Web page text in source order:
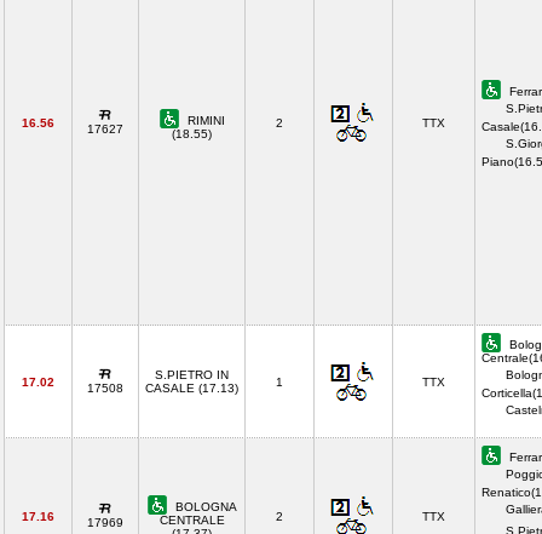
16.56 17627
RIMINI
(18.55)
2 TTX
17.02 17508
S.PIETRO IN
CASALE (17.13)
1 TTX
17.16 17969
BOLOGNA
CENTRALE
2 TTX